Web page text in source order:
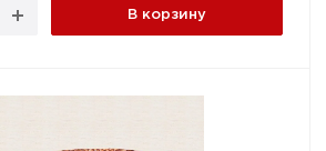
В корзину